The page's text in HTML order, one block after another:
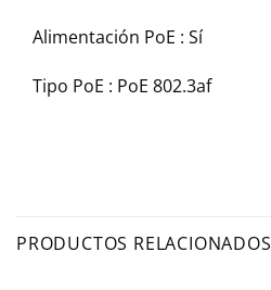
Alimentación PoE : Sí
Tipo PoE : PoE 802.3af
PRODUCTOS RELACIONADOS